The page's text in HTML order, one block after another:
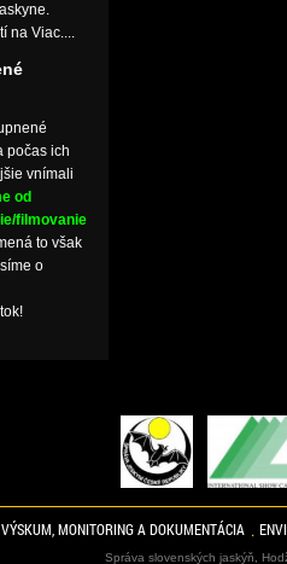
na Viac....
počas ich
vnímali
od
filmovanie
to však
o
VÝSKUM, MONITORING A DOKUMENTÁCIA
Správa slovenských jaskýň,